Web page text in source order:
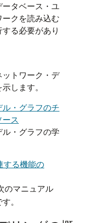
タベース・ユ
クを読み込む
る必要があり
トワーク・デ
します。
・グラフのチ
ス
・グラフの学
する機能の
のマニュアル
。